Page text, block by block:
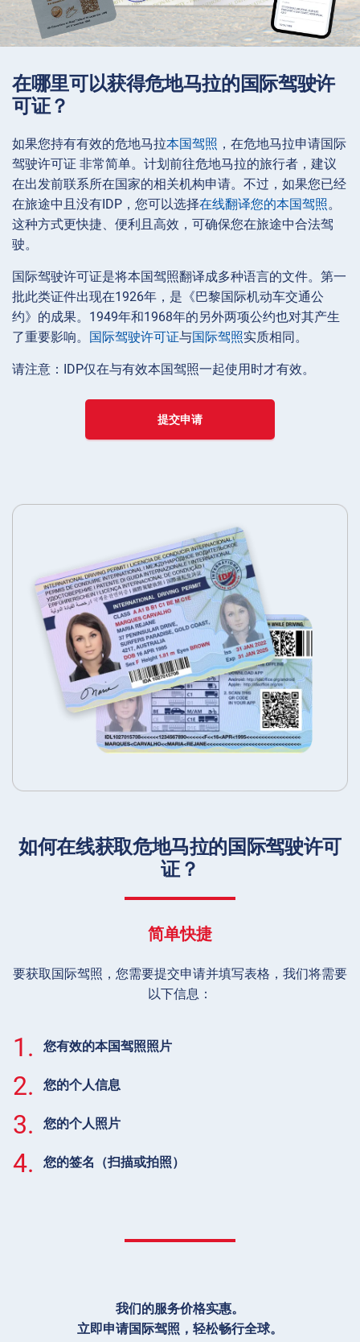
在哪里可以获得危地马拉的国际驾驶许
可证？
如果您持有有效的危地马拉本国驾照 ，在危地马拉申请国际
驾驶许可证 非常简单。计划前往危地马拉的旅行者，建议
在出发前联系所在国家的相关机构申请。不过，如果您已经
在旅途中且没有IDP，您可以选择在线翻译您的本国驾照。
这种方式更快捷、便利且高效，可确保您在旅途中合法驾
驶。
国际驾驶许可证是将本国驾照翻译成多种语言的文件。第一
批此类证件出现在1926年，是《巴黎国际机动车交通公
约》的成果。1949年和1968年的另外两项公约也对其产生
了重要影响。
国际驾驶许可证与国际驾照实质相同。
请注意：IDP仅在与有效本国驾照一起使用时才有效。
提交申请
如何在线获取危地马拉的国际驾驶许可
证？
简单快捷
要获取国际驾照，您需要提交申请并填写表格，我们将需要
以下信息：
1. 您有效的本国驾照照片
2. 您的个人信息
3. 您的个人照片
4. 您的签名（扫描或拍照）
我们的服务价格实惠。
立即申请国际驾照，轻松畅行全球。